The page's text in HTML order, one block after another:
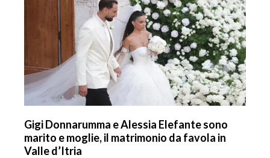
Gigi Donnarumma e Alessia Elefante sono
marito e moglie, il matrimonio da favola in
Valle d’Itria